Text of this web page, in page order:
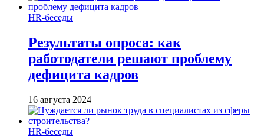
HR-беседы
Результаты опроса: как
работодатели решают проблему
дефицита кадров
16 августа 2024
HR-беседы